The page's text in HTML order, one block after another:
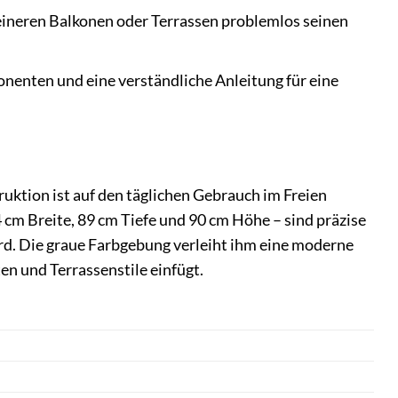
Balkonen oder Terrassen problemlos seinen
und eine verständliche Anleitung für eine
ist auf den täglichen Gebrauch im Freien
Breite, 89 cm Tiefe und 90 cm Höhe – sind präzise
Die graue Farbgebung verleiht ihm eine moderne
und Terrassenstile einfügt.